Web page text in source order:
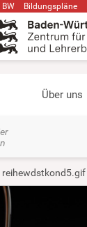
BW Bildungspläne
Über uns
reihewdstkond5.gif